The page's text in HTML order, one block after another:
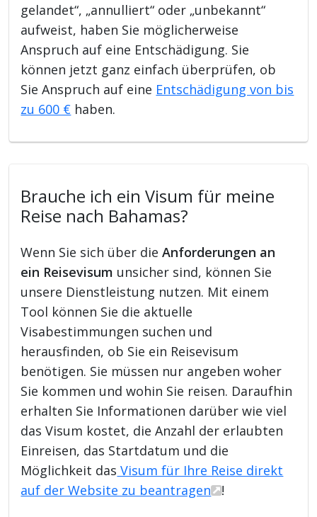
gelandet“, „annulliert“ oder „unbekannt“
aufweist, haben Sie möglicherweise
Anspruch auf eine Entschädigung. Sie
können jetzt ganz einfach überprüfen, ob
Sie Anspruch auf eine Entschädigung von bis
zu 600 € haben.
Brauche ich ein Visum für meine
Reise nach Bahamas?
Wenn Sie sich über dieAnforderungen an
ein Reisevisum unsicher sind, können Sie
unsere Dienstleistung nutzen. Mit einem
Tool können Sie die aktuelle
Visabestimmungen suchen und
herausfinden, ob Sie ein Reisevisum
benötigen. Sie müssen nur angeben woher
Sie kommen und wohin Sie reisen. Daraufhin
erhalten Sie Informationen darüber wie viel
das Visum kostet, die Anzahl der erlaubten
Einreisen, das Startdatum und die
Möglichkeit das Visum für Ihre Reise direkt
auf der Website zu beantragen
!